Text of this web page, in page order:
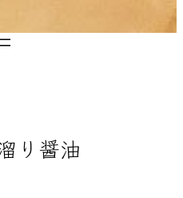
り醤油